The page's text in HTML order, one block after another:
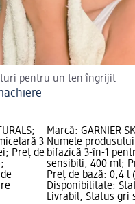
pentru un ten îngrijit
3
Preț de
Marcă: GARNIER
Numele
bifazică 3-în-1
sensibili, 400 ml;
Preț de bază: 0,4 l
Disponibilitate:
Livrabil, Status gri